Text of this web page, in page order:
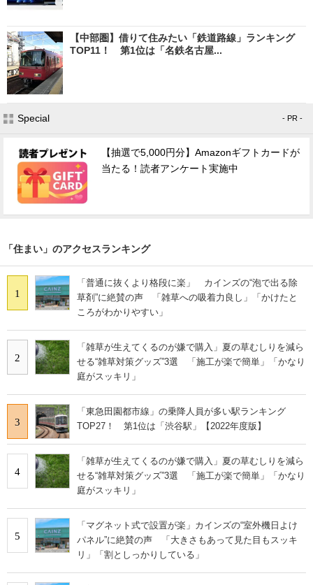
【中部圏】借りて住みたい「鉄道路線」ランキング
TOP11！ 第1位は「名鉄名古屋...
Special - PR -
【抽選で5,000円分】Amazonギフトカードが
当たる！読者アンケート実施中
「住まい」のアクセスランキング
1
「普通に抜くより格段に楽」 カインズの“泡で出る除
草剤”に絶賛の声 「雑草への吸着力良し」「かけたと
ころがわかりやすい」
2
「雑草が生えてくるのが嫌で購入」夏の草むしりを減ら
せる“雑草対策グッズ”3選 「施工が楽で簡単」「かなり
庭がスッキリ」
3
「東急田園都市線」の乗降人員が多い駅ランキング
TOP27！ 第1位は「渋谷駅」【2022年度版】
4
「雑草が生えてくるのが嫌で購入」夏の草むしりを減ら
せる“雑草対策グッズ”3選 「施工が楽で簡単」「かなり
庭がスッキリ」
5
「マグネット式で設置が楽」カインズの“室外機日よけ
パネル”に絶賛の声 「大きさもあって見た目もスッキ
リ」「割としっかりしている」